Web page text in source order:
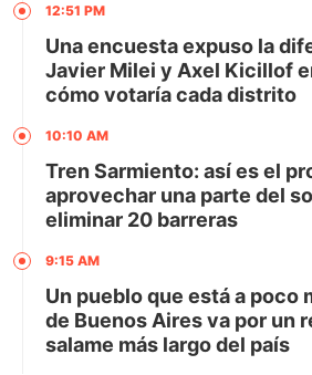
12:51 PM
Una encuesta expuso la
Javier Milei y Axel Kicillof
cómo votaría cada distrito
10:10 AM
Tren Sarmiento: así es el
aprovechar una parte del
eliminar 20 barreras
9:15 AM
Un pueblo que está a poco
de Buenos Aires va por un
salame más largo del país